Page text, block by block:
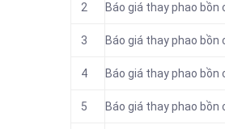
2 Báo giá thay phao bồn
3 Báo giá thay phao bồn
4 Báo giá thay phao bồn
5 Báo giá thay phao bồn